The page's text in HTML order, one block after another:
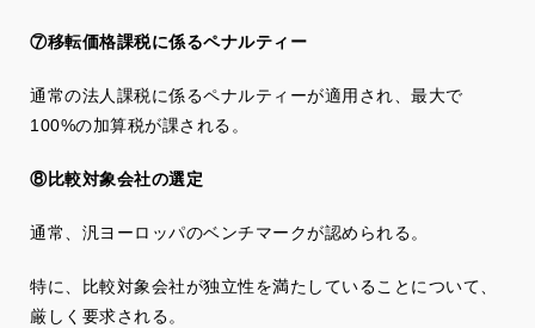
⑦移転価格課税に係るペナルティー
通常の法人課税に係るペナルティーが適用され、最大で
100%の加算税が課される。
⑧比較対象会社の選定
通常、汎ヨーロッパのベンチマークが認められる。
特に、比較対象会社が独立性を満たしていることについて、
厳しく要求される。